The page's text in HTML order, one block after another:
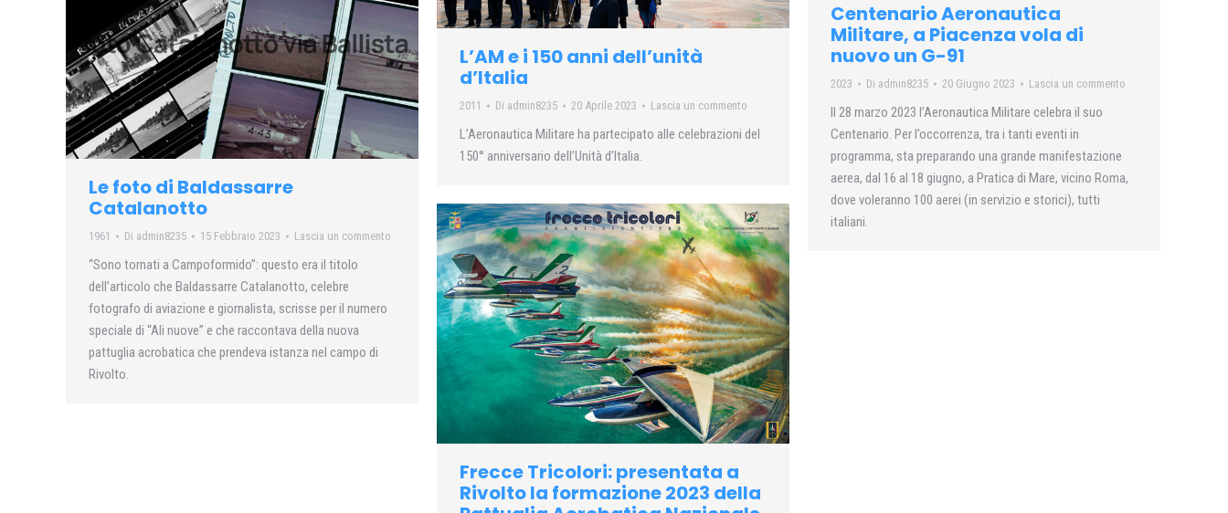
Centenario Aeronautica
Militare, a Piacenza vola di
nuovo un G-91
2023 Di admin8235 20 Giugno 2023 Lascia un commento
Il 28 marzo 2023 l’Aeronautica Militare celebra il suo
Centenario. Per l’occorrenza, tra i tanti eventi in
programma, sta preparando una grande manifestazione
aerea, dal 16 al 18 giugno, a Pratica di Mare, vicino Roma,
dove voleranno 100 aerei (in servizio e storici), tutti
italiani.
L’AM e i 150 anni dell’unità
d’Italia
2011 Di admin8235 20 Aprile 2023 Lascia un commento
L’Aeronautica Militare ha partecipato alle celebrazioni del
150° anniversario dell’Unità d’Italia.
Le foto di Baldassarre
Catalanotto
1961 Di admin8235 15 Febbraio 2023 Lascia un commento
“Sono tornati a Campoformido”: questo era il titolo
dell’articolo che Baldassarre Catalanotto, celebre
fotografo di aviazione e giornalista, scrisse per il numero
speciale di “Ali nuove” e che raccontava della nuova
pattuglia acrobatica che prendeva istanza nel campo di
Rivolto.
Frecce Tricolori: presentata a
Rivolto la formazione 2023 della